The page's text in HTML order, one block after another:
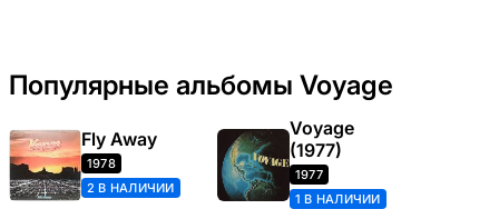
Популярные альбомы Voyage
Fly Away
1978
2 В НАЛИЧИИ
Voyage
(1977)
1977
1 В НАЛИЧИИ